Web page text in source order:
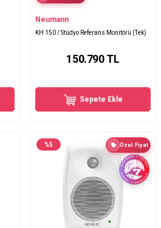
Neumann
KH 150 / Stüdyo Referans Monitörü (Tek)
150.790TL
Sepete Ekle
%5 Özel Fiyat